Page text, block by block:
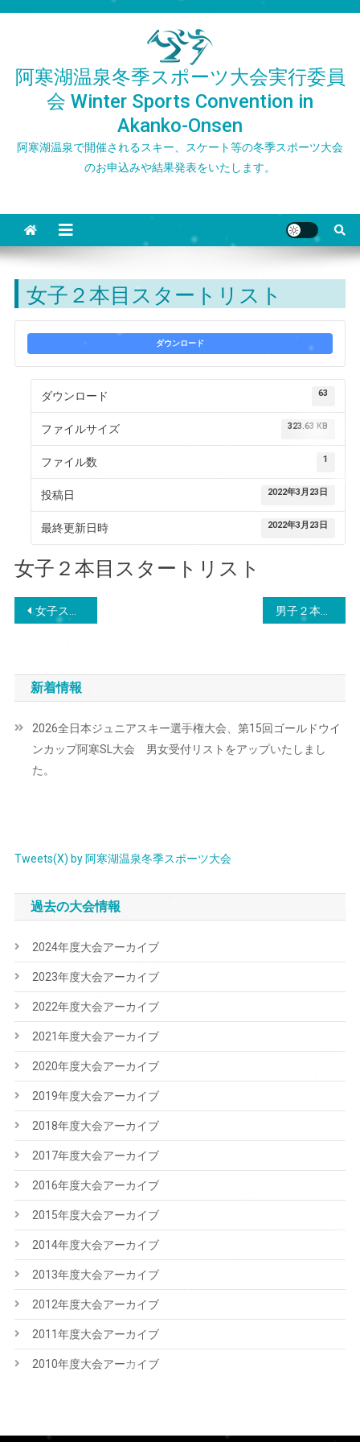
阿寒湖温泉冬季スポーツ大会実行委員
会 Winter Sports Convention in
Akanko-Onsen
阿寒湖温泉で開催されるスキー、スケート等の冬季スポーツ大会
のお申込みや結果発表をいたします。
女子２本目スタートリスト
ダウンロード
ダウンロード 63
ファイルサイズ 323.63 KB
ファイル数 1
投稿日 2022年3月23日
最終更新日時 2022年3月23日
女子２本目スタートリスト
投
ナ
ビ
ゲ
ー
ン
女子スタートリスト
新着情報
2026全日本ジュニアスキー選手権大会、第15回ゴールドウイ
ンカップ阿寒SL大会 男女受付リストをアップいたしまし
た。
Tweets(X) by 阿寒湖温泉冬季スポーツ大会
過去の大会情報
2024年度大会アーカイブ
2023年度大会アーカイブ
2022年度大会アーカイブ
2021年度大会アーカイブ
2020年度大会アーカイブ
2019年度大会アーカイブ
2018年度大会アーカイブ
2017年度大会アーカイブ
2016年度大会アーカイブ
2015年度大会アーカイブ
2014年度大会アーカイブ
2013年度大会アーカイブ
2012年度大会アーカイブ
2011年度大会アーカイブ
2010年度大会アーカイブ